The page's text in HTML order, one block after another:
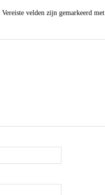
Vereiste velden zijn gemarkeerd met